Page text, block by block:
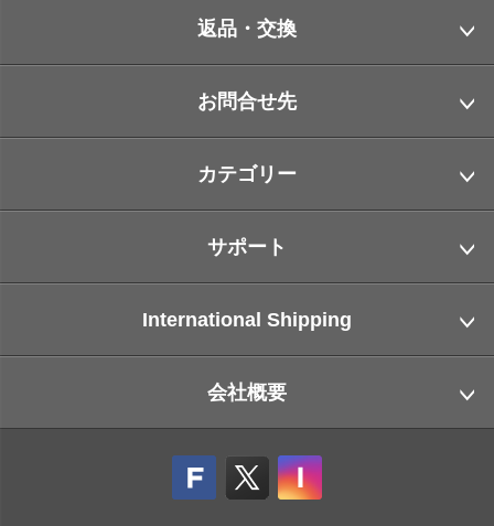
返品・交換
お問合せ先
カテゴリー
サポート
International Shipping
会社概要